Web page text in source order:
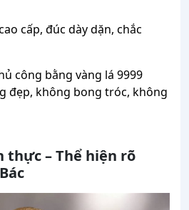
cấp, đúc dày dặn, chắc
công bằng vàng lá 9999
đẹp, không bong tróc, không
thực – Thể hiện rõ